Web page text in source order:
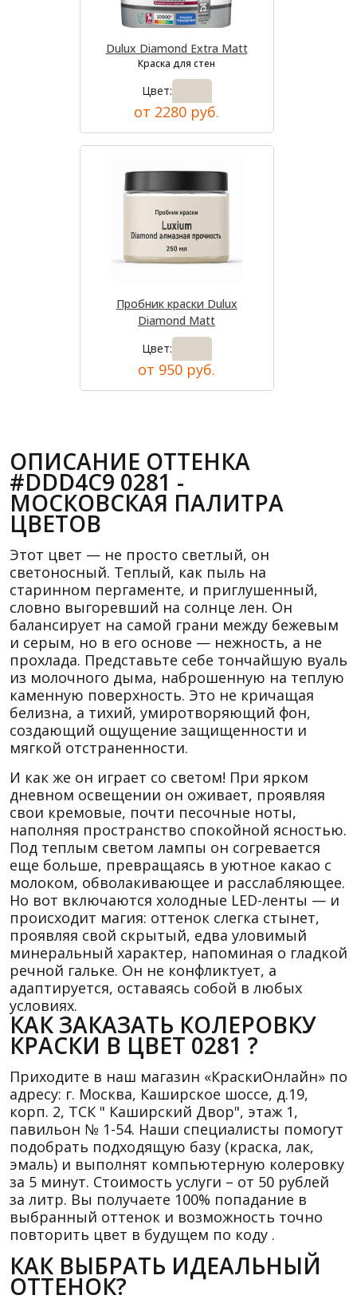
Dulux Diamond Extra Matt
Краска для стен
Цвет:
от 2280 руб.
Пробник краски Dulux
Diamond Matt
Цвет:
от 950 руб.
ОПИСАНИЕ ОТТЕНКА
#DDD4C9 0281 -
МОСКОВСКАЯ ПАЛИТРА
ЦВЕТОВ
Этот цвет — не просто светлый, он
светоносный. Теплый, как пыль на
старинном пергаменте, и приглушенный,
словно выгоревший на солнце лен. Он
балансирует на самой грани между бежевым
и серым, но в его основе — нежность, а не
прохлада. Представьте себе тончайшую вуаль
из молочного дыма, наброшенную на теплую
каменную поверхность. Это не кричащая
белизна, а тихий, умиротворяющий фон,
создающий ощущение защищенности и
мягкой отстраненности.
И как же он играет со светом! При ярком
дневном освещении он оживает, проявляя
свои кремовые, почти песочные ноты,
наполняя пространство спокойной ясностью.
Под теплым светом лампы он согревается
еще больше, превращаясь в уютное какао с
молоком, обволакивающее и расслабляющее.
Но вот включаются холодные LED-ленты — и
происходит магия: оттенок слегка стынет,
проявляя свой скрытый, едва уловимый
минеральный характер, напоминая о гладкой
речной гальке. Он не конфликтует, а
адаптируется, оставаясь собой в любых
условиях.
КАК ЗАКАЗАТЬ КОЛЕРОВКУ
КРАСКИ В ЦВЕТ 0281 ?
Приходите в наш магазин «КраскиОнлайн» по
адресу: г. Москва, Каширское шоссе, д.19,
корп. 2, ТСК " Каширский Двор", этаж 1,
павильон № 1-54. Наши специалисты помогут
подобрать подходящую базу (краска, лак,
эмаль) и выполнят компьютерную колеровку
за 5 минут. Стоимость услуги – от 50 рублей
за литр. Вы получаете 100% попадание в
выбранный оттенок и возможность точно
повторить цвет в будущем по коду .
КАК ВЫБРАТЬ ИДЕАЛЬНЫЙ
ОТТЕНОК?